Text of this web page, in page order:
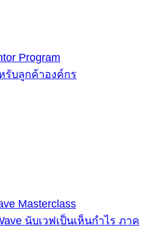
Program
รับลูกค้าองค์กร
Masterclass
นับเวฟเป็นเห็นกำไร ภาค